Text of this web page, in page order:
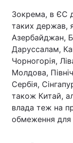
Зокрема, в ЄС
таких держав,
Азербайджан,
Даруссалам,
Чорногорія,
Молдова,
Сербія,
також Китай,
влада теж на
обмеження для